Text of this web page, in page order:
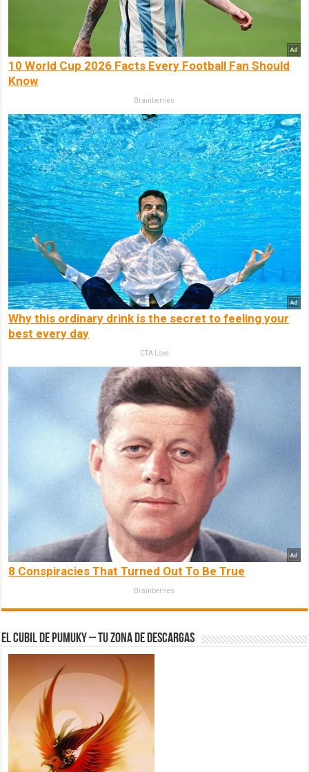
10 World Cup 2026 Facts Every Football Fan Should
Know
Brainberries
Why this ordinary drink is the secret to feeling your
best every day
CTA Love
8 Conspiracies That Turned Out To Be True
Brainberries
El Cubil de Pumuky – Tu zona de Descargas